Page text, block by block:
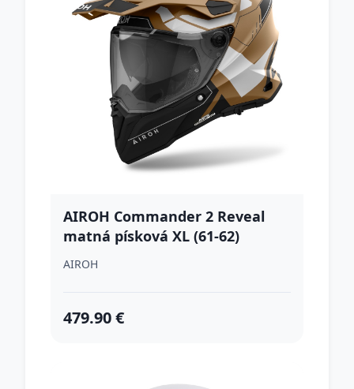
AIROH Commander 2 Reveal
matná písková XL (61-62)
AIROH
479.90 €